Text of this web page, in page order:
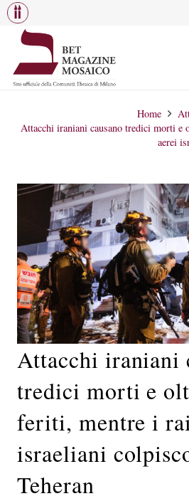
Home
Attacchi iraniani causano tredici morti
aerei
Attacchi iraniani
tredici morti e
feriti, mentre i
israeliani
Teheran